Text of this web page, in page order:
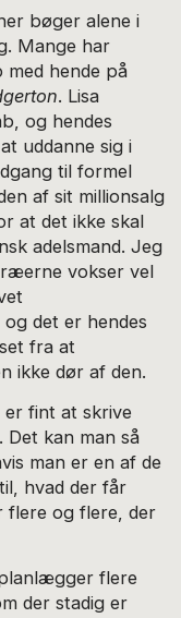
bøger alene i
Mange har
hende på
. Lisa
og hendes
uddanne sig i
til formel
af sit millionsalg
at det ikke skal
adelsmand. Jeg
vokser vel
det er hendes
fra at
ikke dør af den.
er fint at skrive
Det kan man så
man er en af de
hvad der får
flere og flere, der
flere
der stadig er